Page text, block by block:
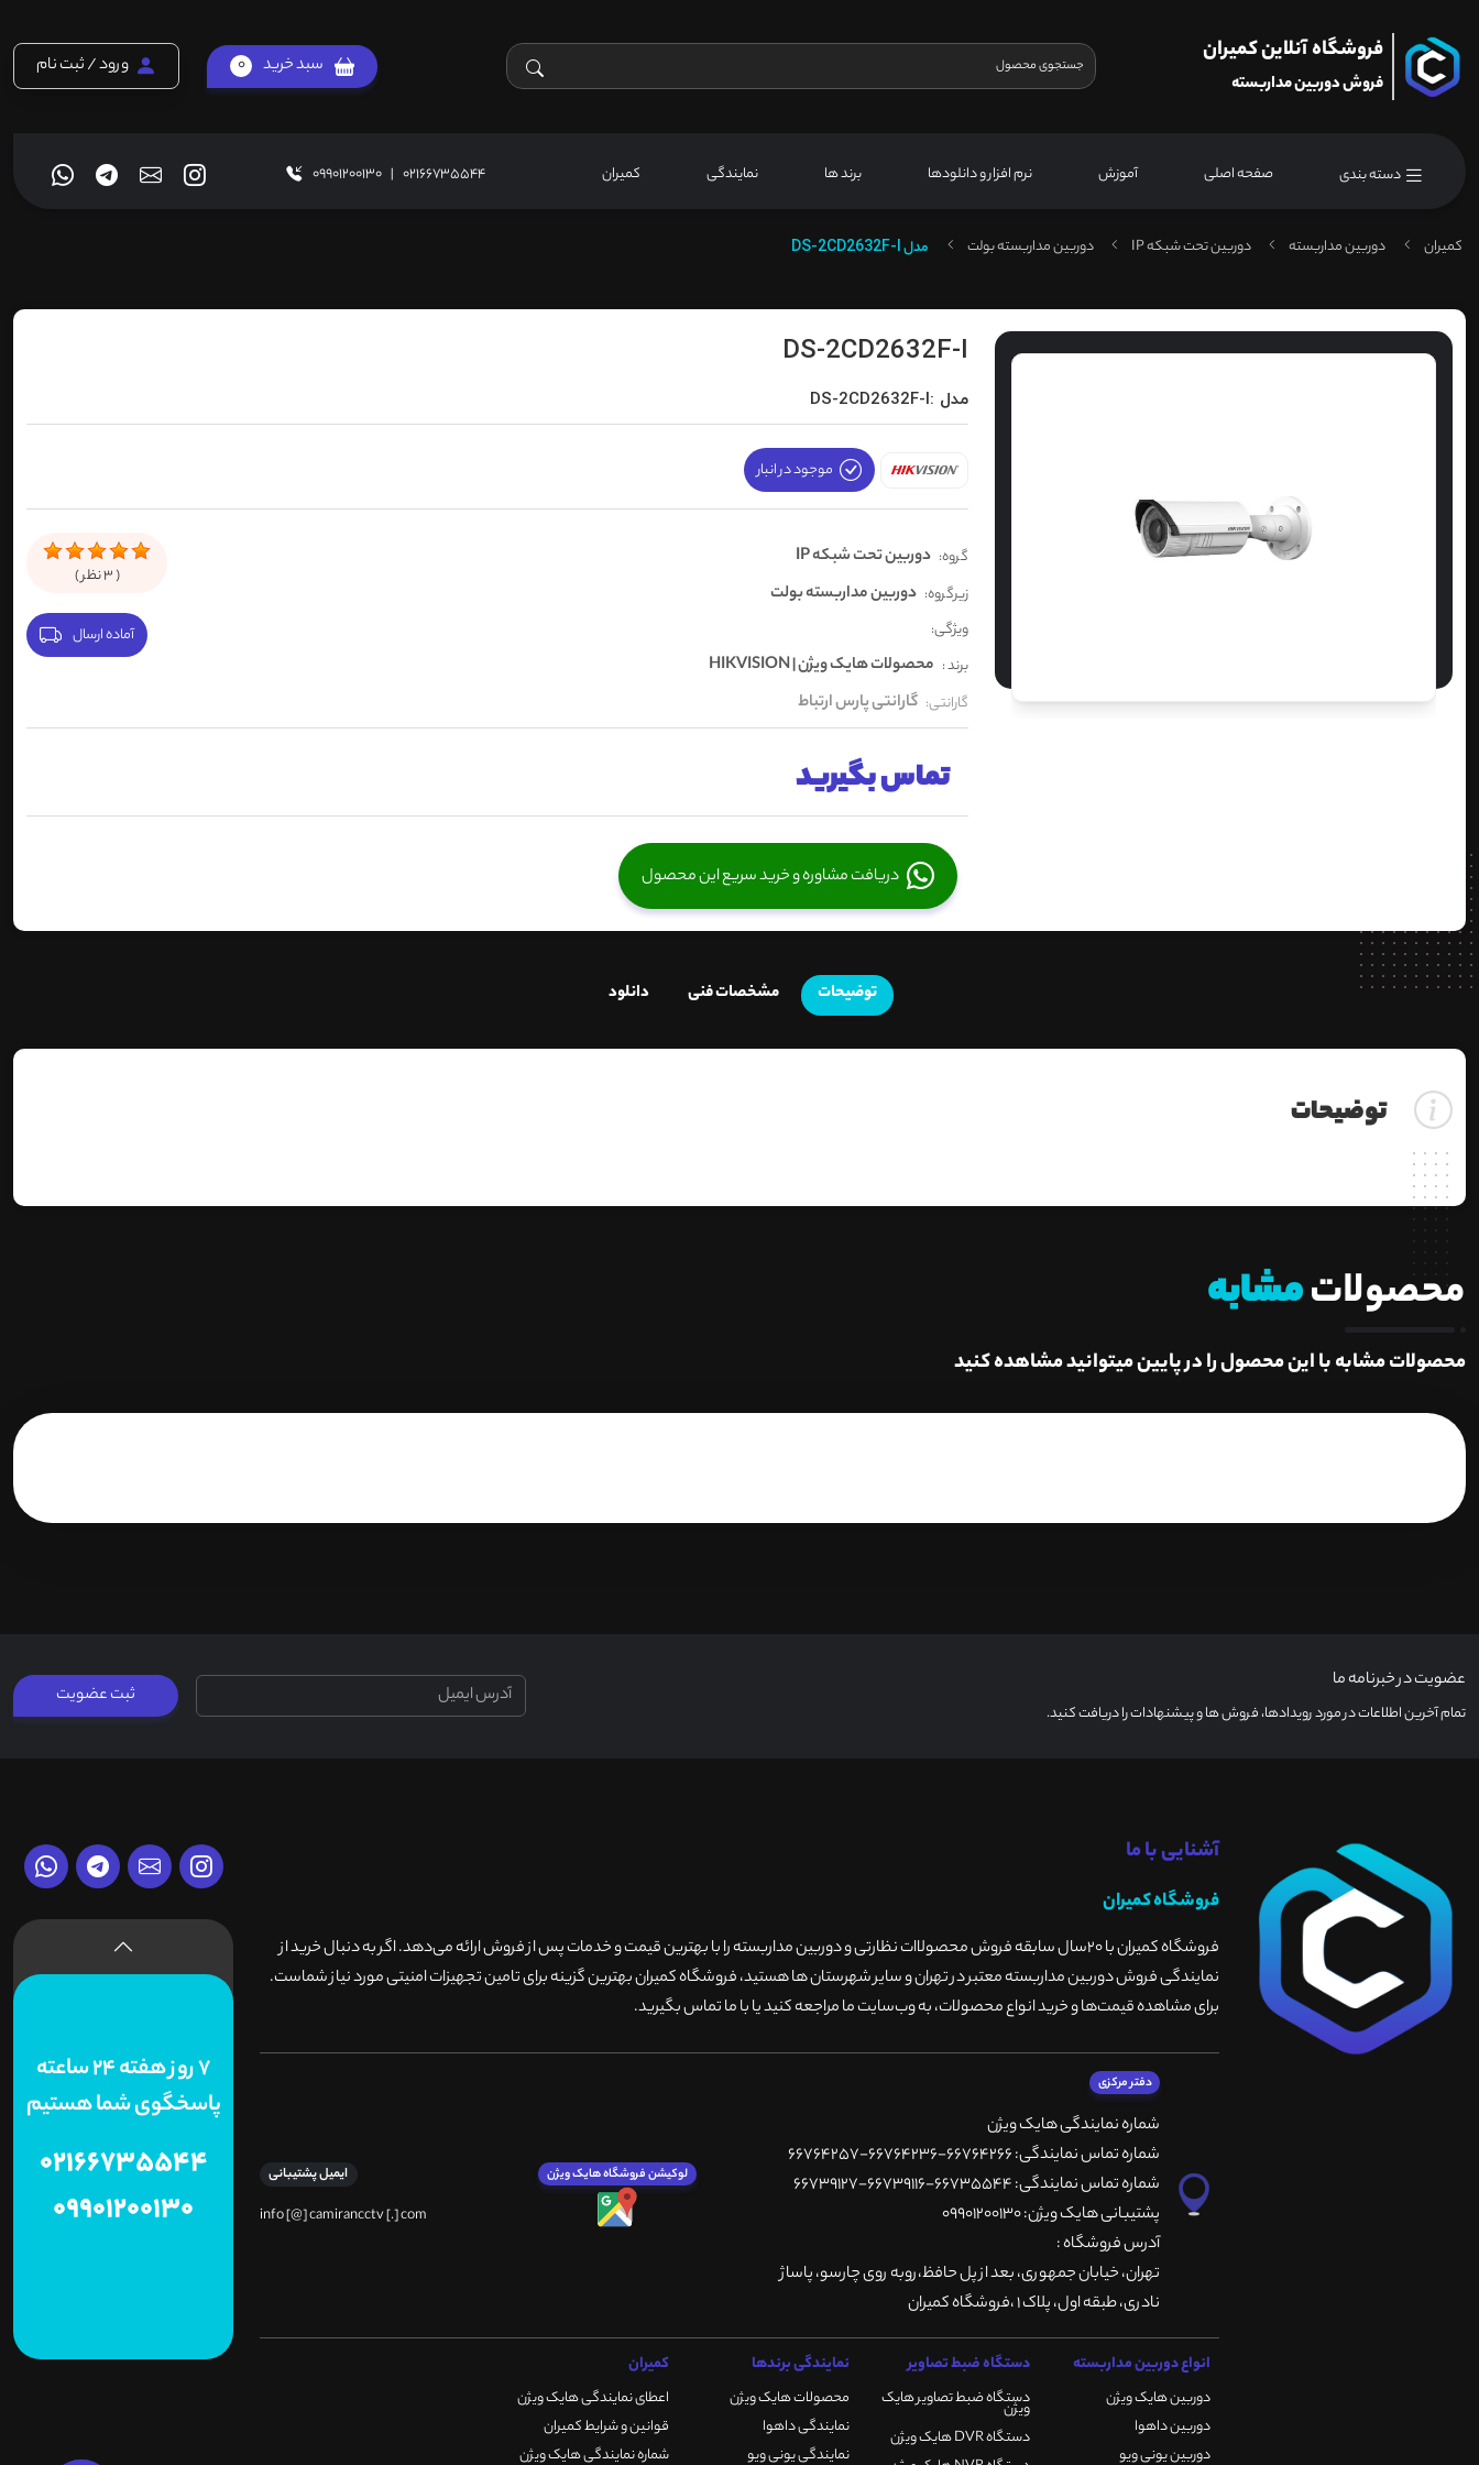
فروشگاه آنلاین کمیران
فروش دوربین مداربسته
سبد خرید 0 ورود / ثبت نام
دسته بندی صفحه اصلی آموزش نرم افزار و دانلودها برند ها نمایندگی کمیران 02166735544
|
09901200130
کمیران دوربین مداربسته دوربین تحت شبکه IP دوربین مداربسته بولت مدلDS-2CD2632F-I
DS-2CD2632F-I
مدل :DS-2CD2632F-I
موجود در انبار
گروه: دوربین تحت شبکه IP
زیرگروه: دوربین مداربسته بولت
ویژگی:
برند : محصولات هایک ویژن | HIKVISION
گارانتی: گارانتی پارس ارتباط
(
3نظر )
آماده ارسال
تماس بگیرید
دریافت مشاوره و خرید سریع این محصول
توضیحات مشخصات فنی دانلود
توضیحات
محصولاتمشابه
محصولات مشابه با این محصول را در پایین میتوانید مشاهده کنید
عضویت در خبرنامه ما
تمام آخرین اطلاعات در مورد رویدادها، فروش ها و پیشنهادات را دریافت کنید.
ثبت عضویت
آشنایی با ما
فروشگاه کمیران
فروشگاه کمیران با ۲۰سال سابقه فروش محصولاات نظارتی و دوربین مداربسته را با بهترین قیمت و خدمات پس از فروش ارائه می‌دهد. اگر به دنبال خرید از
نمایندگی فروش دوربین مداربسته معتبر در تهران و سایر شهرستان ها هستید، فروشگاه کمیران بهترین گزینه برای تامین تجهیزات امنیتی مورد نیاز شماست.
برای مشاهده قیمت‌ها و خرید انواع محصولات، به وب‌سایت ما مراجعه کنید یا با ما تماس بگیرید.
دفتر مرکزی
شماره نمایندگی هایک ویژن
شماره تماس نمایندگی: 66764266-66764236-66764257
شماره تماس نمایندگی: 66735544-66739116-66739127
پشتیبانی هایک ویژن: 09901200130
آدرس فروشگاه :
تهران، خيابان جمهوری، بعد از پل حافظ،روبه روی چارسو، پاساژ
نادری، طبقه اول، پلاک 1 ،فروشگاه کمیران
لوکیشن فروشگاه هایک ویژن ایمیل پشتیبانی
info [@] camirancctv [.] com
انواع دوربین مداربسته
دوربین هایک ویژن
دوربین داهوا
دوربین یونی ویو
دستگاه ضبط تصاویر
دستگاه ضبط تصاویر هایک
ویژن
دستگاه DVR هایک ویژن
نمایندگی برندها
محصولات هایک ویژن
نمایندگی داهوا
نمایندگی یونی ویو
کمیران
اعطای نمایندگی هایک ویژن
قوانین و شرایط کمیران
شماره نمایندگی هایک ویژن
7 روز هفته 24 ساعته
پاسخگوی شما هستیم
02166735544
09901200130